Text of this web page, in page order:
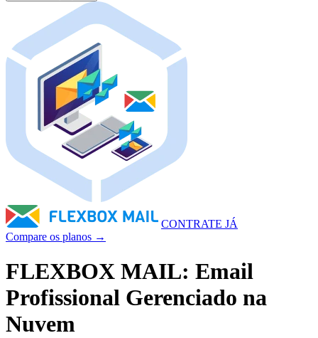
CONTRATE JÁ
Compare os planos →
FLEXBOX MAIL: Email
Profissional Gerenciado na
Nuvem